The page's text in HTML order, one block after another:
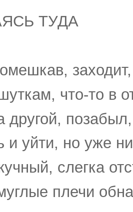
ТУДА
что-то в
другой,
и уйти, но уже
слегка
плечи